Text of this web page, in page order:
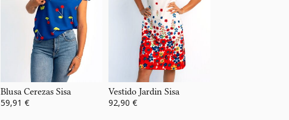
Blusa Cerezas Sisa
59,91 €
Vestido Jardin Sisa
92,90 €